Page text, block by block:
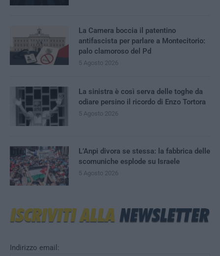
Indirizzo email:
La Camera boccia il patentino
antifascista per parlare a Montecitorio:
palo clamoroso del Pd
5 Agosto 2026
La sinistra è così serva delle toghe da
odiare persino il ricordo di Enzo Tortora
5 Agosto 2026
L’Anpi divora se stessa: la fabbrica delle
scomuniche esplode su Israele
5 Agosto 2026